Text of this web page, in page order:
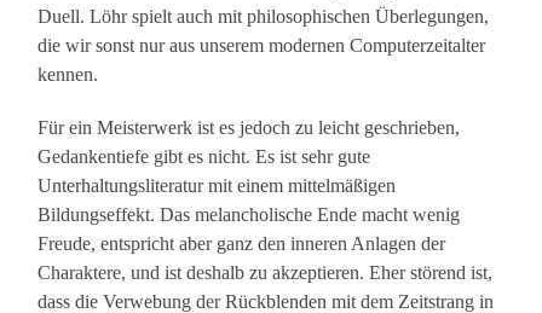
Duell. Löhr spielt auch mit philosophischen Überlegungen,
die wir sonst nur aus unserem modernen Computerzeitalter
kennen.
Für ein Meisterwerk ist es jedoch zu leicht geschrieben,
Gedankentiefe gibt es nicht. Es ist sehr gute
Unterhaltungsliteratur mit einem mittelmäßigen
Bildungseffekt. Das melancholische Ende macht wenig
Freude, entspricht aber ganz den inneren Anlagen der
Charaktere, und ist deshalb zu akzeptieren. Eher störend ist,
dass die Verwebung der Rückblenden mit dem Zeitstrang in